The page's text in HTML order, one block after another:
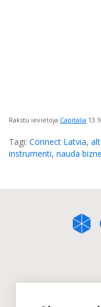
Rakstu ievietoja Capitalia
Tagi: Connect Latvia,
instrumenti, nauda